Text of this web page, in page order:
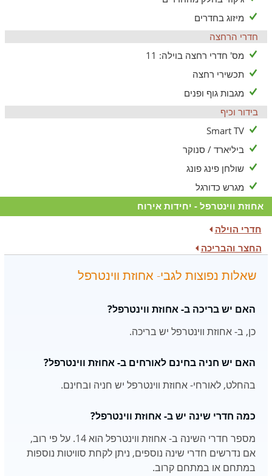
ומוקף באווירה שלווה.
מיזוג בחדרים
חדרי הרחצה
מס' חדרי רחצה בוילה: 11
תכשירי רחצה
מגבות גוף ופנים
בידור וכיף
Smart TV
ביליארד / סנוקר
שולחן פינג פונג
מגרש כדורגל
אחוזת ווינטרפל - יחידות אירוח
חדרי הוילה
החצר והבריכה
שאלות נפוצות לגבי- אחוזת ווינטרפל
האם יש בריכה ב- אחוזת ווינטרפל?
כן, ב- אחוזת ווינטרפל יש בריכה.
האם יש חניה בחינם לאורחים ב- אחוזת ווינטרפל?
בהחלט, לאורחי- אחוזת ווינטרפל יש חניה ובחינם.
כמה חדרי שינה יש ב- אחוזת ווינטרפל?
מספר חדרי השינה ב- אחוזת ווינטרפל הוא 14. על פי רוב,
אם נדרשים חדרי שינה נוספים, ניתן לקחת סוויטות נוספות
במתחם או במתחם קרוב.